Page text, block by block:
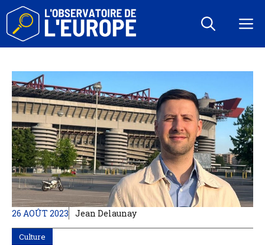
Aller
contenu
26 AOÛT 2023 Jean Delaunay
Culture